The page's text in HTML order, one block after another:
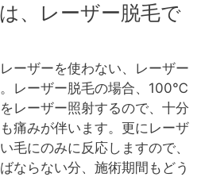
、レーザー脱毛で
ーザーを使わない、レーザー
レーザー脱毛の場合、100℃
レーザー照射するので、十分
痛みが伴います。更にレーザ
毛にのみに反応しますので、
ならない分、施術期間もどう